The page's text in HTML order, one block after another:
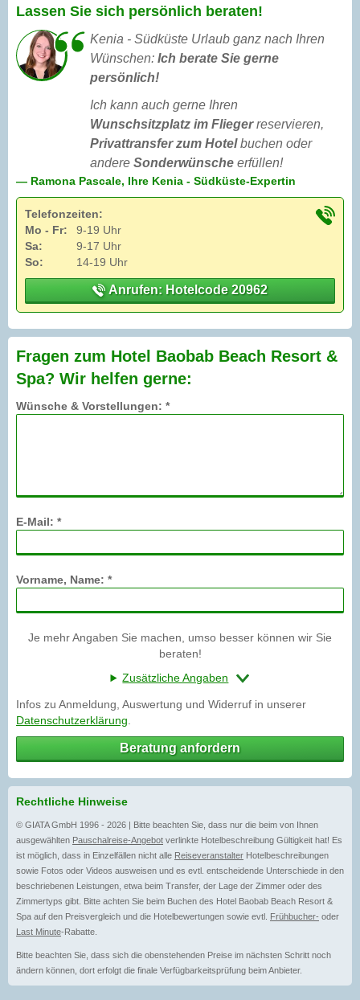
Lassen Sie sich persönlich beraten!
Kenia - Südküste Urlaub ganz nach Ihren
Wünschen: Ich berate Sie gerne
persönlich!
Ich kann auch gerne Ihren
Wunschsitzplatz im Fliegerreservieren,
Privattransfer zum Hotelbuchen oder
andere Sonderwünsche erfüllen!
— Ramona Pascale, Ihre Kenia - Südküste-Expertin
Telefonzeiten:
Mo - Fr:
9-19 Uhr
Sa:
9-17 Uhr
So:
14-19 Uhr
Anrufen: Hotelcode 20962
Fragen zum Hotel Baobab Beach Resort &
Spa? Wir helfen gerne:
Wünsche & Vorstellungen: *
E-Mail: *
Vorname, Name: *
Je mehr Angaben Sie machen, umso besser können wir Sie
beraten!
Zusätzliche Angaben
Infos zu Anmeldung, Auswertung und Widerruf in unserer
Datenschutzerklärung
Beratung anfordern
Rechtliche Hinweise
© GIATA GmbH 1996 - 2026 | Bitte beachten Sie, dass nur die beim von Ihnen
ausgewählten Pauschalreise-Angebot verlinkte Hotelbeschreibung Gültigkeit hat! Es
ist möglich, dass in Einzelfällen nicht alle Reiseveranstalter Hotelbeschreibungen
sowie Fotos oder Videos ausweisen und es evtl. entscheidende Unterschiede in den
beschriebenen Leistungen, etwa beim Transfer, der Lage der Zimmer oder des
Zimmertyps gibt. Bitte achten Sie beim Buchen des Hotel Baobab Beach Resort &
Spa auf den Preisvergleich und die Hotelbewertungen sowie evtl. Frühbucher- oder
Last Minute-Rabatte.
Bitte beachten Sie, dass sich die obenstehenden Preise im nächsten Schritt noch
ändern können, dort erfolgt die finale Verfügbarkeitsprüfung beim Anbieter.